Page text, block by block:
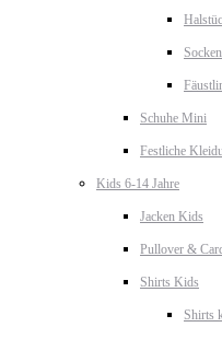
Schuhe Mini
Festliche
Kids 6-14 Jahre
Jacken Kids
Pullover &
Shirts Kids
Shirts